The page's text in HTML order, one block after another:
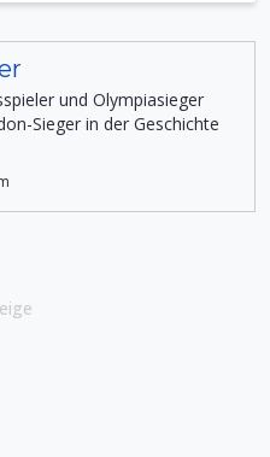
und Olympiasieger
Sieger in der Geschichte